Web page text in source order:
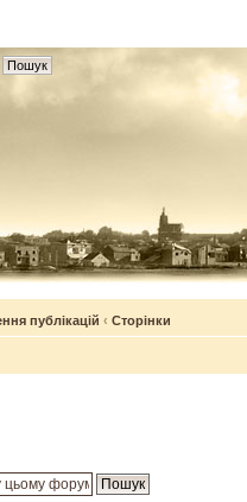
публікацій ‹ Сторінки